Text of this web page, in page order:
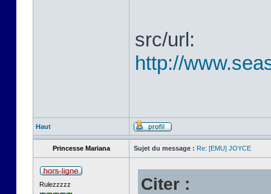
src/url:
http://
Haut
Princesse Mariana Sujet du message : Re: [EMU] JOYCE
Rulezzzzz Citer :